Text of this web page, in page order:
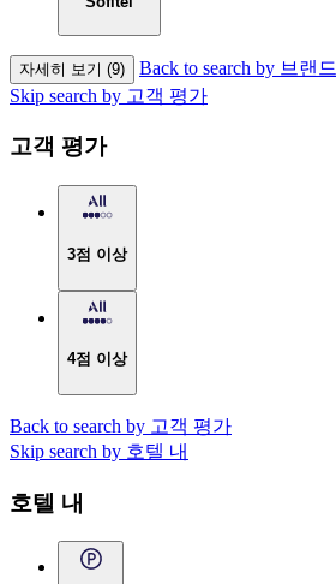
자세히 보기 (9)
Back to search by 브랜드
Skip search by 고객 평가
고객 평가
3점 이상
4점 이상
Back to search by 고객 평가
Skip search by 호텔 내
호텔 내